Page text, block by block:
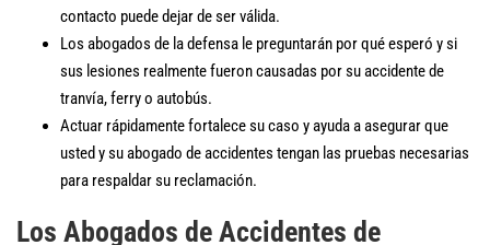
contacto puede dejar de ser válida.
Los abogados de la defensa le preguntarán por qué esperó y si
sus lesiones realmente fueron causadas por su accidente de
tranvía, ferry o autobús.
Actuar rápidamente fortalece su caso y ayuda a asegurar que
usted y su abogado de accidentes tengan las pruebas necesarias
para respaldar su reclamación.
Los Abogados de Accidentes de